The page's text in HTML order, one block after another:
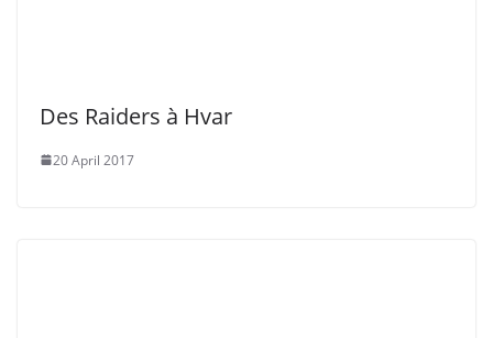
Des Raiders à Hvar
20 April 2017